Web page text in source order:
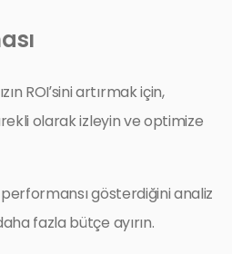
ROI’sini artırmak için,
olarak izleyin ve optimize
gösterdiğini analiz
fazla bütçe ayırın.